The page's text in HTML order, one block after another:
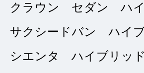
店の
クラウン セダン ハイ
サクシードバン ハイ
シエンタ ハイブリッド